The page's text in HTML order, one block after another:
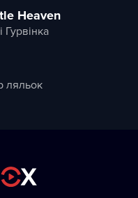
Heaven
Гурвінка
ляльок